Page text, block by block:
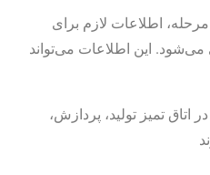
اطلاعات لازم برای
این اطلاعات می‌تواند
اتاق تمیز تولید، پردازش،